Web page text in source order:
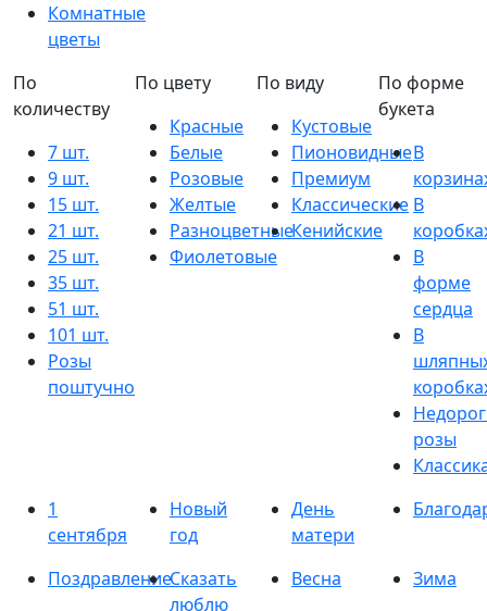
Комнатные
цветы
По
количеству
7 шт.
9 шт.
15 шт.
21 шт.
25 шт.
35 шт.
51 шт.
101 шт.
Розы
поштучно
По цвету
Красные
Белые
Розовые
Желтые
Разноцветные
Фиолетовые
По виду
Кустовые
Пионовидные
Премиум
Классические
Кенийские
По форме
букета
В
В
В
форме
сердца
В
розы
1
сентября
Новый
год
День
матери
ПоздравлениеСказать
люблю
Весна Зима